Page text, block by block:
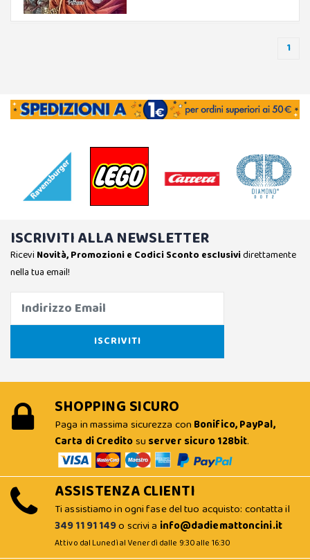
1
ISCRIVITI ALLA NEWSLETTER
Ricevi Novità, Promozioni e Codici Sconto esclusividirettamente
nella tua email!
SHOPPING SICURO
Paga in massima sicurezza con Bonifico, PayPal,
Carta di Creditosu server sicuro 128bit.
ASSISTENZA CLIENTI
Ti assistiamo in ogni fase del tuo acquisto: contatta il
349 11 91 149o scrivi a info@dadiemattoncini.it
Attivo dal Lunedì al Venerdì dalle 9:30 alle 16:30